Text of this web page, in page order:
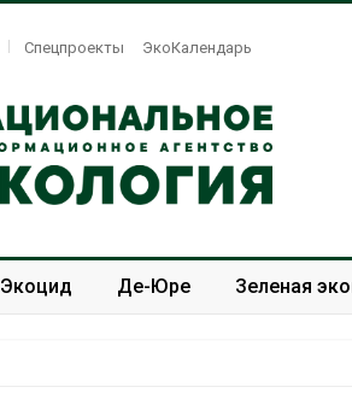
Спецпроекты ЭкоКалендарь
Экоцид Де-Юре Зеленая